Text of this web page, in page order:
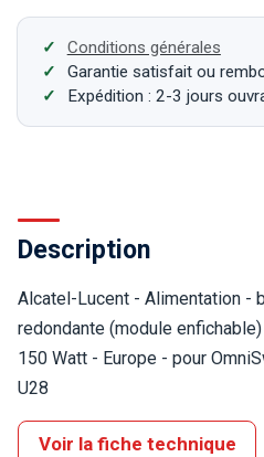
Conditions générales
Garantie satisfait ou
Expédition : 2-3 jours
Description
Alcatel-Lucent - Alimentation -
redondante (module
150 Watt - Europe - pour
U28
Voir la fiche technique